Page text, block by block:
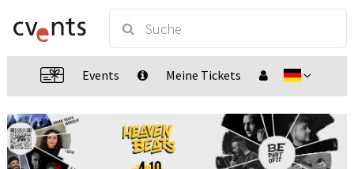
Events Meine Tickets